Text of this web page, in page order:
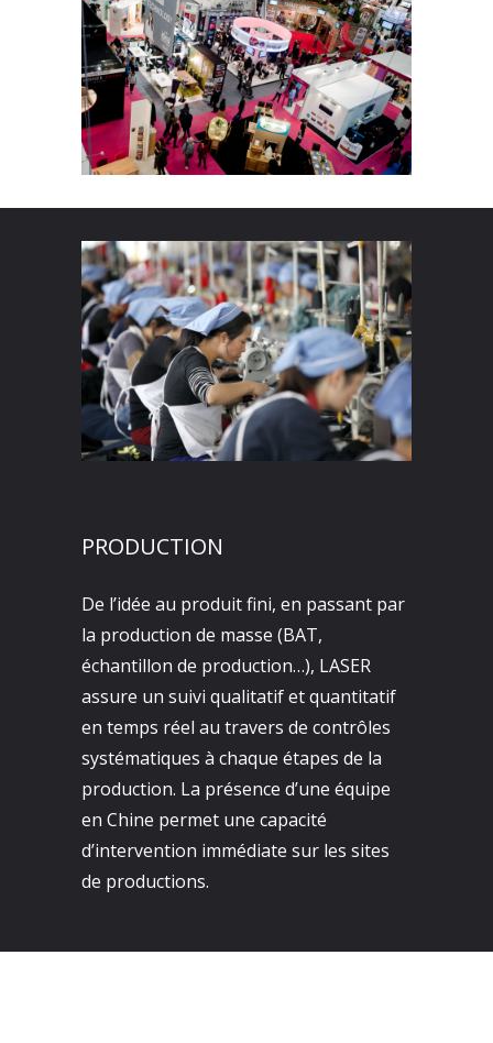
PRODUCTION
De l’idée au produit fini, en passant par
la production de masse (BAT,
échantillon de production…), LASER
assure un suivi qualitatif et quantitatif
en temps réel au travers de contrôles
systématiques à chaque étapes de la
production. La présence d’une équipe
en Chine permet une capacité
d’intervention immédiate sur les sites
de productions.